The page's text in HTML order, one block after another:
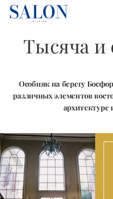
Тысяча и
Особняк на берегу
различных элементов
архитектуре